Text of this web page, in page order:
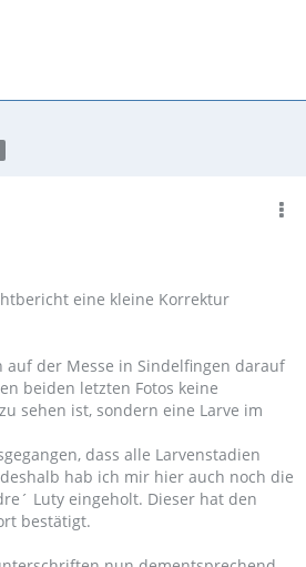
eine kleine Korrektur
auf der Messe in Sindelfingen darauf
beiden letzten Fotos keine
sehen ist, sondern eine Larve im
dass alle Larvenstadien
hab ich mir hier auch noch die
Luty eingeholt. Dieser hat den
bestätigt.